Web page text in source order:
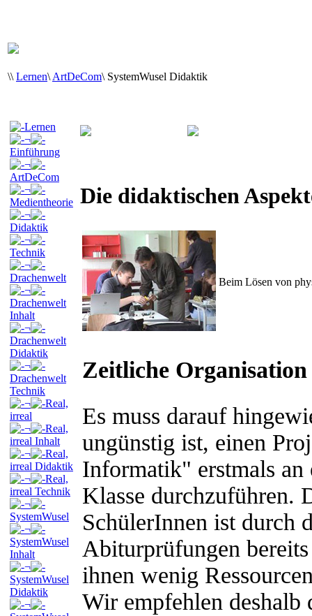
\\ Lernen\ ArtDeCom\ SystemWusel Didaktik
Lernen
¬
Einführung
¬
ArtDeCom
¬
Medientheorie
¬
Didaktik
¬
Technik
¬
Drachenwelt
¬
Drachenwelt
Inhalt
¬
Drachenwelt
Didaktik
¬
Drachenwelt
Technik
¬
Real,
irreal
¬
Real,
irreal Inhalt
¬
Real,
irreal Didaktik
¬
Real,
irreal Technik
¬
SystemWusel
¬
SystemWusel
Inhalt
¬
SystemWusel
Didaktik
¬
Die didaktischen
Beim Lösen von
Zeitliche Organisation
Es muss darauf
ungünstig ist, einen
Informatik" erstmals
Klasse durchzuführen.
SchülerInnen ist durch
Abiturprüfungen
ihnen wenig
Wir empfehlen